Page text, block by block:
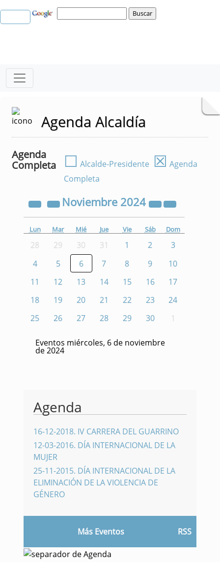
Agenda Alcaldía
Agenda
Completa
☐ Alcalde-Presidente ☒ Agenda
Completa
Noviembre 2024
Lun Mar Mié Jue Vie Sáb Dom
28 29 30 31 1 2
3
4
5 6 7 8 9
10
11
12 13 14 15 16
17
18
19 20 21 22 23
24
25
26 27 28 29 30 1
Eventos miércoles, 6 de noviembre
de 2024
Agenda
16-12-2018. IV CARRERA DEL GUARRINO
12-03-2016. DÍA INTERNACIONAL DE LA
MUJER
25-11-2015. DÍA INTERNACIONAL DE LA
ELIMINACIÓN DE LA VIOLENCIA DE
GÉNERO
Más Eventos RSS